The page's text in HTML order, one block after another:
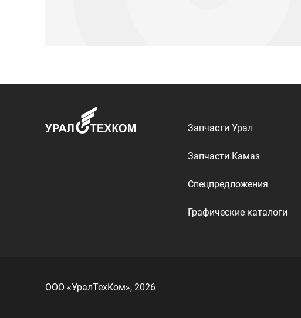
ООО «УралТехКом», 2026